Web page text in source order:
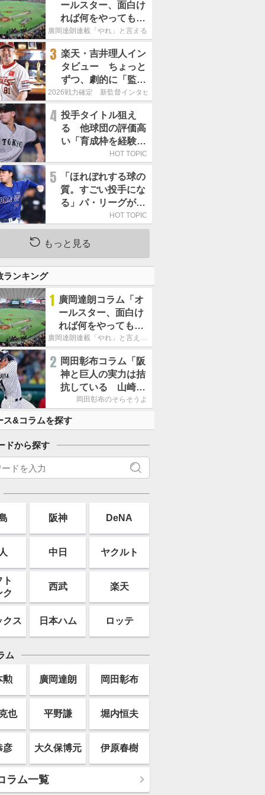
ールスター、面白け
れば何をやってもい
いという発想は大間
廣岡達朗連載「やれ」と言える信念
3 楽天・吉井理人イン
タビュー ちょっと
ずつ、劇的に「監督
が代わると何もかも
は、チームにとって
良くないことなんで
す」
2026戦力確定 新監督インタビュー
4 投手タイトル狙え
る 他球団の評価高
い「育成枠を経験し
た巨人の左腕」は
HOT TOPIC
5
「ほれぼれする球の
質。すごい投手にな
る」パ・リーグが驚
いた「中日の左腕」
は
HOT TOPIC
もっと見る
ランキング
1 廣岡達朗コラム「オ
ールスター、面白け
れば何をやってもい
いという発想は大間廣岡達朗連載「やれ」と言える信念
2 岡田彰布コラム「阪
神と巨人の実力は拮
抗している 山崎、
小笠原の存在は大き
岡田彰布のそらそうよ
ス&コラムを探す
ドから探す
阪神 DeNA
中日 ヤクルト
ト
ク
西武 楽天
クス 日本ハム ロッテ
ム
勲 廣岡達朗 岡田彰布
也 平野謙 堀内恒夫
彦 大久保博元 伊原春樹
ラム一覧